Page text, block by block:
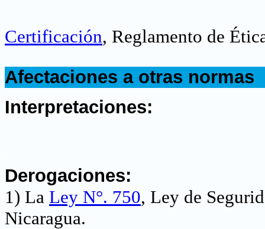
Certificación, Reglamento de
Afectaciones a otras normas
Interpretaciones:
Derogaciones:
1) La Ley N°. 750, Ley de
Nicaragua.